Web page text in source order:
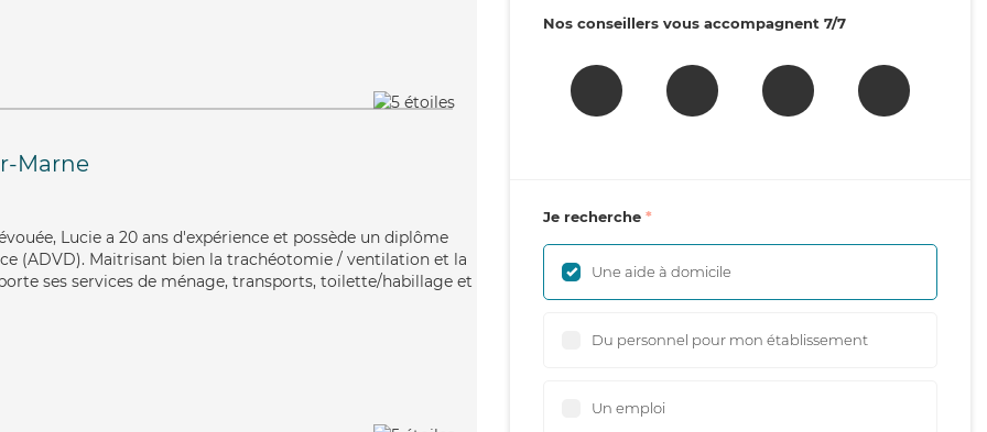
Marne
Lucie a 20 ans d'expérience et possède un diplôme
(ADVD). Maitrisant bien la trachéotomie / ventilation et la
ses services de ménage, transports, toilette/habillage et
Nos conseillers vous accompagnent 7/7
Je recherche
Une aide à domicile
Du personnel pour mon établissement
Un emploi